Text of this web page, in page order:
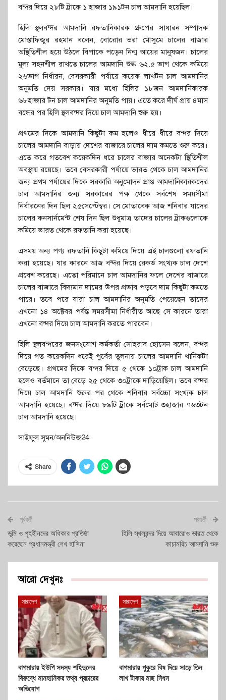
বন্দর দিয়ে ২৮টি ট্রাকে ১ হাজার ১৯১টন চাল আমদানি হয়েছিল।
হিলি স্থলবন্দর আমদানি রফতানিকারক গ্রুপের সাধারন সম্পাদক
মোস্তাফিজুর রহমান বলেন, বোরোর ভরা মৌসুমে চালের বাজার
অস্থিতিশীল হয়ে উঠলে বিপাকে পড়েন নিন্ম আয়ের মানুষজন। চালের
মুল্য সহনশীল রাখতে চালের আমদানি শুল্ক ৬২.৫ ভাগ থেকে কমিয়ে
২৬ভাগ নির্ধারন, বেসরকারী পর্যায়ে কয়েক লাখটন চাল আমদানির
অনুমতি দেয় সরকার। যার মধ্যে হিলির ১৮জন আমদানিকারক
৬৮হাজার টন চাল আমদানির অনুমতি পায়। এতে করে দীর্ঘ প্রায় ৪মাস
বন্ধের পর হিলি স্থলবন্দর দিয়ে চাল আমদানি শুরু হয়।
প্রথমের দিকে আমদানি কিছুটা কম হলেও ধীরে ধীরে বন্দর দিয়ে
চালের আমদানি বাড়ায় দেশের বাজারে চালের দাম কমতে শুরু করে।
এতে করে গতবেশ কয়েকদিন ধরে চালের বাজার অনেকটা স্থিতিশীল
অবস্থায় রয়েছে। তবে বেসরকারী পর্যায়ে ভারত থেকে চাল আমদানির
জন্য প্রথম পর্যায়ের দিকে সরকারি অনুমোদন প্রাপ্ত আমদানিকারকদের
চাল আমদানির জন্য সরকারের পক্ষ থেকে সর্বশেষ সময়সীমা
নির্ধারনের দিন ছিল ২৫সেপ্টেম্বর। সে মোতাবেক আজ শনিবার যাদের
চালের কনসার্নমেন্ট শেষ দিন ছিল শুধুমাত্র তাদের চালের ট্রাকগুলোকে
কমিয়ে ভারত থেকে রফতানি করা হয়েছে।
এসময় অন্য পণ্য রফতানি কিছুটা কমিয়ে দিয়ে এই চালগুলো রফতানি
করা হয়েছে। যার কারনে আজ বন্দর দিয়ে রেকর্ড সংখ্যক চাল দেশে
প্রবেশ করেছে। এতো পরিমানে চাল আমদানির ফলে দেশের বাজারে
চালের বাজারে বিদ্যমান দামের উপর প্রভাব পড়বে দাম কিছুটা কমতে
পারে। তবে পরে যারা চাল আমদানির অনুমতি পেয়েছেন তাদের
এখনো ১৪ অক্টেবর পর্যন্ত সময়সীমা নির্ধারীত আছে সে কারনে তারা
এখনো বন্দর দিয়ে চাল আমদানি করতে পারবেন।
হিলি স্থলবন্দরের জনসংযোগ কর্মকর্তা সোহরাব হোসেন বলেন, বন্দর
দিয়ে গত কয়েকদিন ধরেই পুর্বের তুলনায় চালের আমদানি খানিকটা
বেড়েছে। প্রথমের দিকে বন্দর দিয়ে ৫ থেকে ১০ট্রাক চাল আমদানি
হলেও বর্তমানে তা বেড়ে ২৫ থেকে ৩০ট্রাকে দাড়িয়েছিল। তবে বন্দর
দিয়ে চাল আমদানি শুরুর পর থেকে শনিবার সর্বচ্চো সংখ্যক চাল
আমদানি হয়েছে। বন্দর দিয়ে ৮৯টি ট্রাকে সর্বমোট ৩হাজার ৭৬৩টন
চাল আমদানি হয়েছে।
সাইফুল সুমন/অননিউজ24
Share
পূর্ববর্তী
ভূমি ও গৃহহীনদের অধিকার প্রতিষ্ঠা
করেছেন প্রধানমন্ত্রী শেখ হাসিনা
পরবর্তী
হিলি স্থলবন্দর দিয়ে আবারোও ভারত থেকে
কাচামরিচ আমদানি শুরু
আরো দেখুনঃ
সারাদেশ
বাগমারায় ইউপি সদস্য শহিদুলের
বিরুদ্ধে মানহানিকর তথ্য প্রচারের
অভিযোগ
সারাদেশ
বাগমারায় পুকুরে বিষ দিয়ে সাড়ে তিন
লাখ টাকার মাছ নিধন